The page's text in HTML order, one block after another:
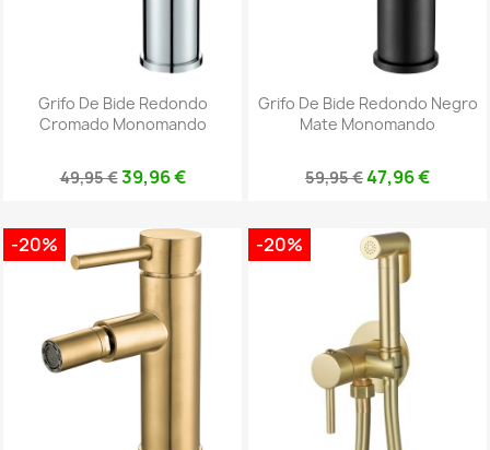
Grifo De Bide Redondo
Cromado Monomando
49,95 €39,96 €
Grifo De Bide Redondo Negro
Mate Monomando
59,95 €47,96 €
-20% -20%